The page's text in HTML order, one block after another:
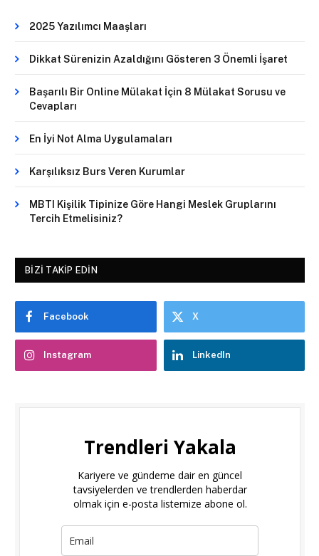
2025 Yazılımcı Maaşları
Dikkat Sürenizin Azaldığını Gösteren 3 Önemli İşaret
Başarılı Bir Online Mülakat İçin 8 Mülakat Sorusu ve
Cevapları
En İyi Not Alma Uygulamaları
Karşılıksız Burs Veren Kurumlar
MBTI Kişilik Tipinize Göre Hangi Meslek Gruplarını
Tercih Etmelisiniz?
BIZI TAKIP EDIN
Facebook X
Instagram LinkedIn
Trendleri Yakala
Kariyere ve gündeme dair en güncel
tavsiyelerden ve trendlerden haberdar
olmak için e-posta listemize abone ol.